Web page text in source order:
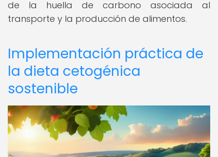
de la huella de carbono asociada al
transporte y la producción de alimentos.
Implementación práctica de
la dieta cetogénica
sostenible